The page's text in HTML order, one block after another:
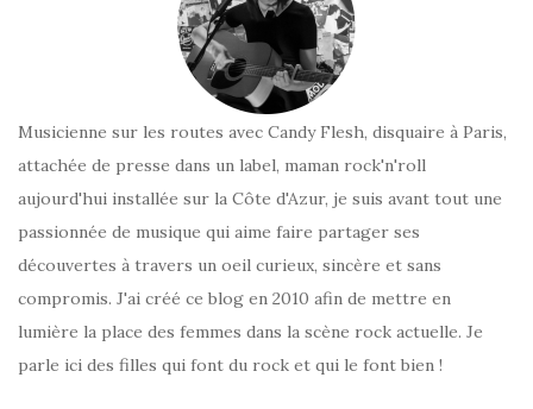
Musicienne sur les routes avec Candy Flesh, disquaire à Paris,
attachée de presse dans un label, maman rock'n'roll
aujourd'hui installée sur la Côte d'Azur, je suis avant tout une
passionnée de musique qui aime faire partager ses
découvertes à travers un oeil curieux, sincère et sans
compromis. J'ai créé ce blog en 2010 afin de mettre en
lumière la place des femmes dans la scène rock actuelle. Je
parle ici des filles qui font du rock et qui le font bien !